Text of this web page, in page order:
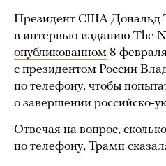
Президент США Дональд
в интервью изданию The
опубликованном 8
с президентом России
по телефону, чтобы
о завершении российско-
Отвечая на вопрос,
по телефону, Трамп